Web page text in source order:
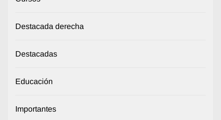
Destacada derecha
Destacadas
Educación
Importantes